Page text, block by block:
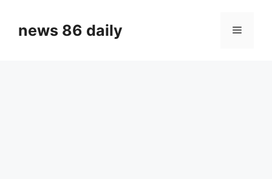
contentnews 86 daily Menu